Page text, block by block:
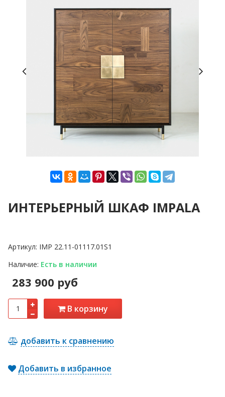
ИНТЕРЬЕРНЫЙ ШКАФ IMPALA
Артикул: IMP 22.11-01117.01S1
Наличие: Есть в наличии
283 900 руб
В корзину
добавить к сравнению
Добавить в избранное